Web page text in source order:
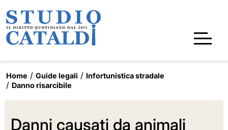
Home Guide legali
Infortunistica stradale
Danno risarcibile
Danni causati da animali